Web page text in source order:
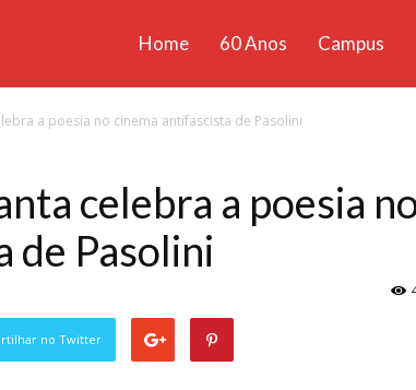
Home 60 Anos Campus
a poesia no cinema antifascista de Pasolini
celebra a poesia
de Pasolini
no Twitter